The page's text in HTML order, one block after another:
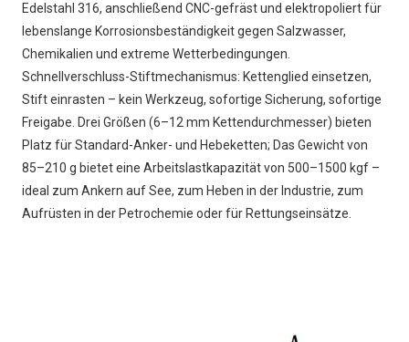
Edelstahl 316, anschließend CNC-gefräst und elektropoliert für
lebenslange Korrosionsbeständigkeit gegen Salzwasser,
Chemikalien und extreme Wetterbedingungen.
Schnellverschluss-Stiftmechanismus: Kettenglied einsetzen,
Stift einrasten – kein Werkzeug, sofortige Sicherung, sofortige
Freigabe. Drei Größen (6–12 mm Kettendurchmesser) bieten
Platz für Standard-Anker- und Hebeketten; Das Gewicht von
85–210 g bietet eine Arbeitslastkapazität von 500–1500 kgf –
ideal zum Ankern auf See, zum Heben in der Industrie, zum
Aufrüsten in der Petrochemie oder für Rettungseinsätze.